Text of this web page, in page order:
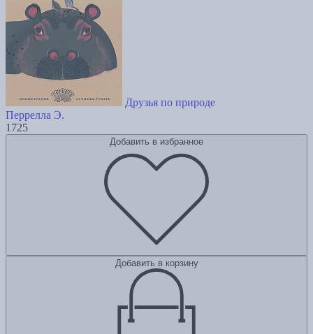
Друзья по природе
Перрелла Э.
1725
Добавить в избранное
Добавить в корзину